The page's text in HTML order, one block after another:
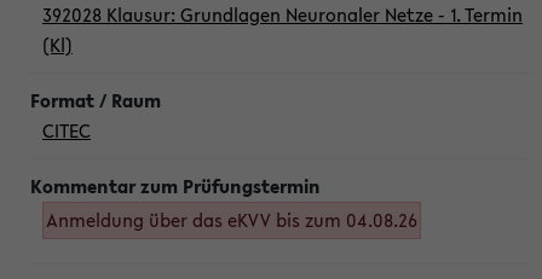
392028 Klausur: Grundlagen Neuronaler Netze - 1. Termin
(Kl)
CITEC
Anmeldung über das eKVV bis zum 04.08.26